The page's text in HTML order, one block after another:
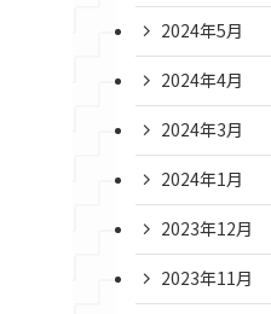
2024年5月
2024年4月
2024年3月
2024年1月
2023年12月
2023年11月